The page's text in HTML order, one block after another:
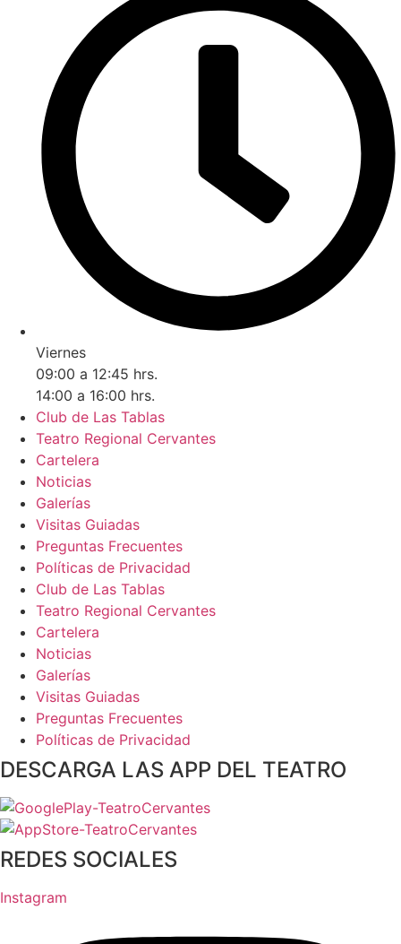
Viernes
09:00 a 12:45 hrs.
14:00 a 16:00 hrs.
Club de Las Tablas
Teatro Regional Cervantes
Cartelera
Noticias
Galerías
Visitas Guiadas
Preguntas Frecuentes
Políticas de Privacidad
Club de Las Tablas
Teatro Regional Cervantes
Cartelera
Noticias
Galerías
Visitas Guiadas
Preguntas Frecuentes
Políticas de Privacidad
DESCARGA LAS APP DEL TEATRO
REDES SOCIALES
Instagram